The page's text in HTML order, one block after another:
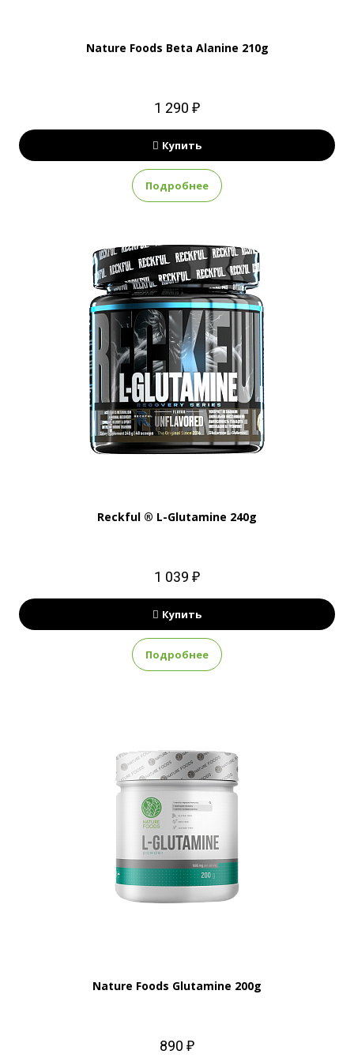
Nature Foods Beta Alanine 210g
1 290 ₽
Купить
Подробнее
Reckful ® L-Glutamine 240g
1 039 ₽
Купить
Подробнее
Nature Foods Glutamine 200g
890 ₽